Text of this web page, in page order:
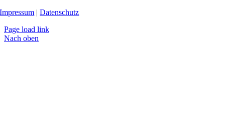
Impressum |Datenschutz
Page load link
Nach oben